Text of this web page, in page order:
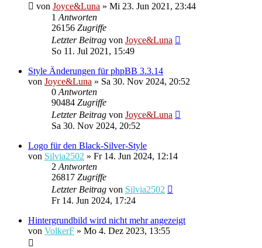
von Joyce&Luna » Mi 23. Jun 2021, 23:44
1 Antworten
26156 Zugriffe
Letzter Beitrag von Joyce&Luna
So 11. Jul 2021, 15:49
Style Änderungen für phpBB 3.3.14
von Joyce&Luna » Sa 30. Nov 2024, 20:52
0 Antworten
90484 Zugriffe
Letzter Beitrag von Joyce&Luna
Sa 30. Nov 2024, 20:52
Logo für den Black-Silver-Style
von Silvia2502 » Fr 14. Jun 2024, 12:14
2 Antworten
26817 Zugriffe
Letzter Beitrag von Silvia2502
Fr 14. Jun 2024, 17:24
Hintergrundbild wird nicht mehr angezeigt
von VolkerF » Mo 4. Dez 2023, 13:55